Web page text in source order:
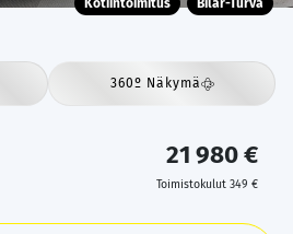
Kotiintoimitus Bilar-Turva
360º Näkymä
21 980 €
Toimistokulut 349 €